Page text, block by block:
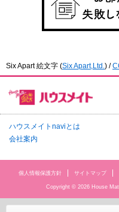
Six Apart 絵文字 (Six Apart,Ltd. ) /
ハウスメイトnaviとは
会社案内
個人情報保護方針 サイトマップ
Copyright © 2026 House